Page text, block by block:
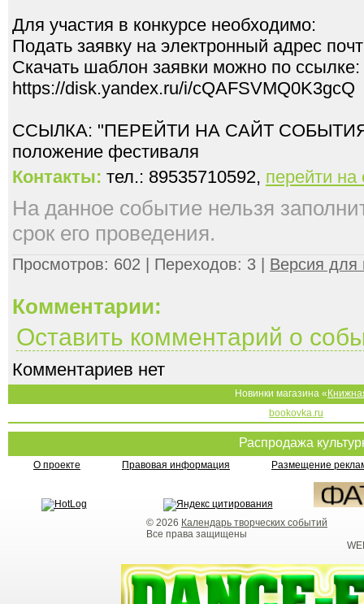
Для участия в конкурсе необходимо:
Подать заявку на электронный адрес
Скачать шаблон заявки можно по ссылке:
https://disk.yandex.ru/i/cQAFSVMQ0K3gcQ
ССЫЛКА: "ПЕРЕЙТИ НА САЙТ СОБЫТИЯ"
Контакты: тел.: 89535710592, перейти на
На данное событие нельзя
срок его проведения.
Просмотров: 602 | Переходов: 3 | Версия для
Комментарии:
Оставить комментарий о
Комментариев нет
Новинки магазина «
bookovka.ru
Распродажа
О проекте Правовая информация Размещение
© 2026 Календарь творческих событий
Все права защищены